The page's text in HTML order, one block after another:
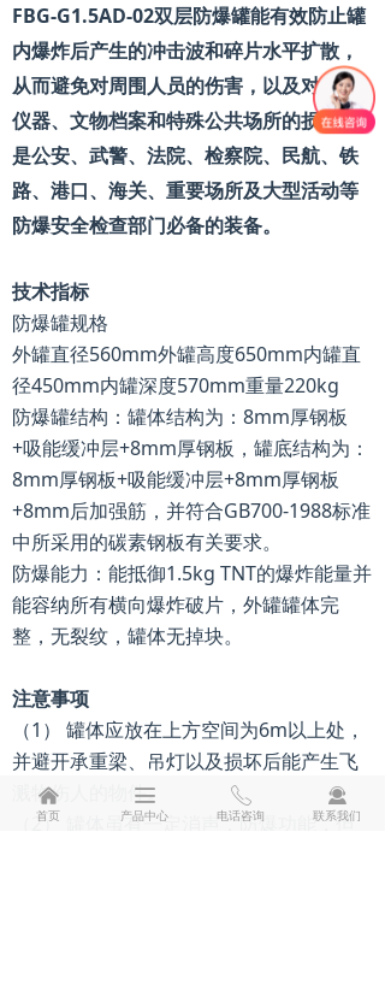
客户案例
新闻中心
服务支持
ꁕ 售后服务
关于海智
ꁕ 公司简介
ꁕ 荣誉资质
联系我们
낀
首页
끀
产品中心
ꂅ
电话咨询
끤
联系我们
FBG-G1.5AD-02双层防爆罐能有效防止罐
内爆炸后产生的冲击波和碎片水平扩散，
从而避免对周围人员的伤害，以及对贵重
仪器、文物档案和特殊公共场所的损坏。
是公安、武警、法院、检察院、民航、铁
路、港口、海关、重要场所及大型活动等
防爆安全检查部门必备的装备。
技术指标
防爆罐规格
外罐直径560mm外罐高度650mm内罐直
径450mm内罐深度570mm重量220kg
防爆罐结构：罐体结构为：8mm厚钢板
+吸能缓冲层+8mm厚钢板，罐底结构为：
8mm厚钢板+吸能缓冲层+8mm厚钢板
+8mm后加强筋，并符合GB700-1988标准
中所采用的碳素钢板有关要求。
防爆能力：能抵御1.5kg TNT的爆炸能量并
能容纳所有横向爆炸破片，外罐罐体完
整，无裂纹，罐体无掉块。
注意事项
（1） 罐体应放在上方空间为6m以上处，
并避开承重梁、吊灯以及损坏后能产生飞
溅物伤人的物件。
（2） 罐体虽有一定消声，防爆功能，但